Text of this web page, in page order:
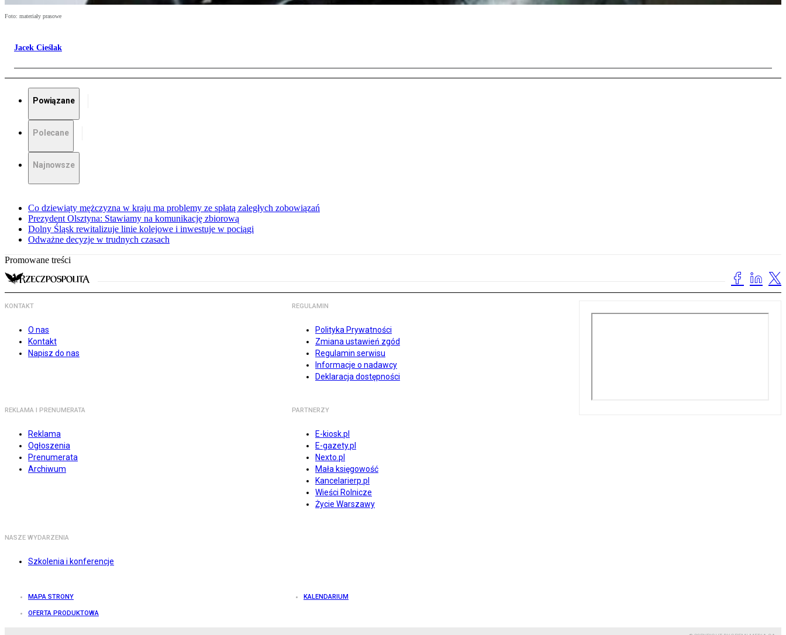
Foto: materiały prasowe
Jacek Cieślak
Powiązane
Polecane
Najnowsze
Co dziewiąty mężczyzna w kraju ma problemy ze spłatą zaległych zobowiązań
Prezydent Olsztyna: Stawiamy na komunikację zbiorową
Dolny Śląsk rewitalizuje linie kolejowe i inwestuje w pociągi
Odważne decyzje w trudnych czasach
Promowane treści
KONTAKT
O nas
Kontakt
Napisz do nas
REGULAMIN
Polityka Prywatności
Zmiana ustawień zgód
Regulamin serwisu
Informacje o nadawcy
Deklaracja dostępności
REKLAMA I PRENUMERATA
Reklama
Ogłoszenia
Prenumerata
Archiwum
PARTNERZY
E-kiosk.pl
E-gazety.pl
Nexto.pl
Mała księgowość
Kancelarierp.pl
Wieści Rolnicze
Życie Warszawy
NASZE WYDARZENIA
Szkolenia i konferencje
MAPA STRONY KALENDARIUM
OFERTA PRODUKTOWA